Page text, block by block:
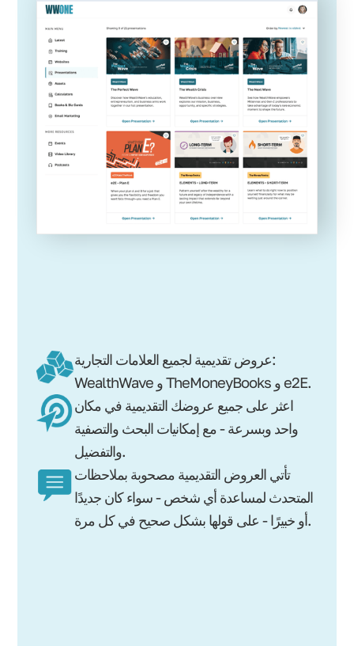
عروض تقديمية لجميع العلامات التجارية:
WealthWave و TheMoneyBooks و e2E.
اعثر على جميع عروضك التقديمية في مكان
واحد وبسرعة - مع إمكانيات البحث والتصفية
والتفضيل.
تأتي العروض التقديمية مصحوبة بملاحظات
المتحدث لمساعدة أي شخص - سواء كان جديدًا
أو خبيرًا - على قولها بشكل صحيح في كل مرة.